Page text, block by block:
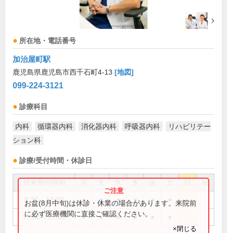
所在地・電話番号
加治屋町駅
鹿児島県鹿児島市西千石町4-13 [地図]
099-224-3121
診療科目
内科 循環器内科 消化器内科 呼吸器内科
リハビリテー
ション科
診療/受付時間・休診日
祝
8:30～12:00 ● ● ● ● ●
13:30～17:00 ● ● ● ●
お盆(8月中旬)は休診・休業の場合があります。来院前
に必ず医療機関に直接ご確認ください。
×閉じる